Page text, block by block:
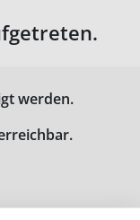
werden.